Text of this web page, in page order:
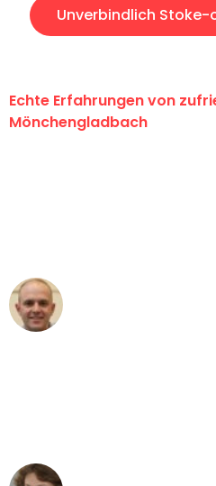
Unverbindlich
Echte Erfahrungen von
Mönchengladbach